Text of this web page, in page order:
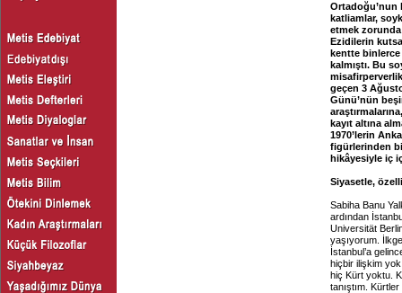
Ortadoğu’nun
katliamlar,
etmek
Ezidilerin
kentte binlerce
kalmıştı. Bu
geçen 3
Günü’nün
kayıt altına
1970’lerin
figürlerinden
hikâyesiyle iç
Siyasetle,
Sabiha Banu
ardından
Universität
yaşıyorum.
İstanbul’a
hiçbir ilişkim
hiç Kürt yoktu.
tanıştım.